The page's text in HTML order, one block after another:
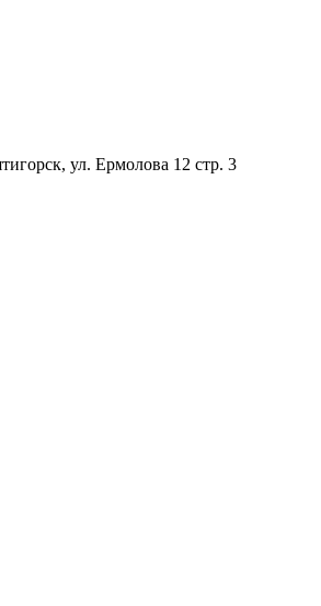
ул. Ермолова 12 стр. 3